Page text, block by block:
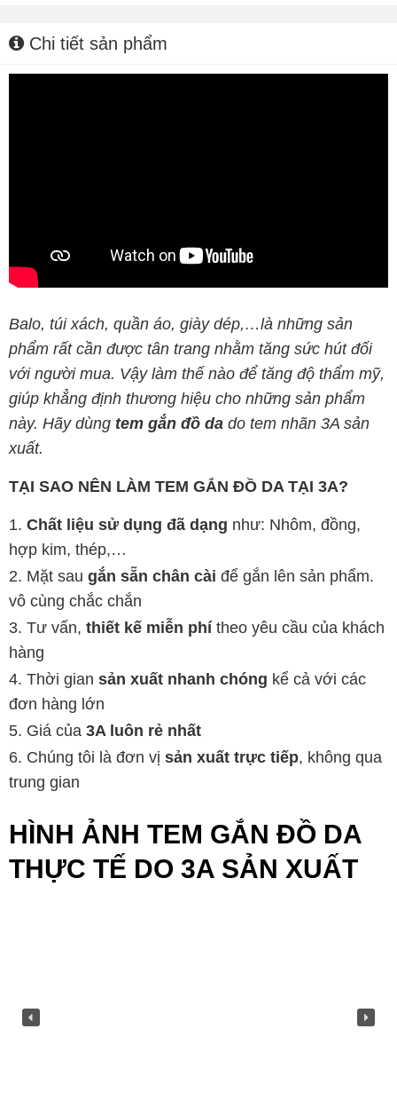
Chi tiết sản phẩm
Balo, túi xách, quần áo, giày dép,…là những sản
phẩm rất cần được tân trang nhằm tăng sức hút đối
với người mua. Vậy làm thế nào để tăng độ thẩm mỹ,
giúp khẳng định thương hiệu cho những sản phẩm
này. Hãy dùng tem gắn đồ da do tem nhãn 3A sản
xuất.
TẠI SAO NÊN LÀM TEM GẮN ĐỒ DA TẠI 3A?
Chất liệu sử dụng đã dạng như: Nhôm, đồng,
hợp kim, thép,…
Mặt sau gắn sẵn chân cài để gắn lên sản phẩm.
vô cùng chắc chắn
Tư vấn, thiết kế miễn phítheo yêu cầu của khách
hàng
Thời gian sản xuất nhanh chóng kể cả với các
đơn hàng lớn
Giá của 3A luôn rẻ nhất
Chúng tôi là đơn vị sản xuất trực tiếp, không qua
trung gian
HÌNH ẢNH TEM GẮN ĐỒ DA
THỰC TẾ DO 3A SẢN XUẤT